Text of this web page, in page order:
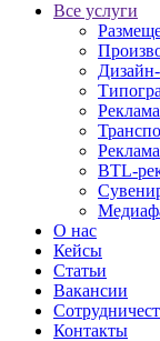
Все услуги
BTL-
О нас
Кейсы
Статьи
Вакансии
Контакты